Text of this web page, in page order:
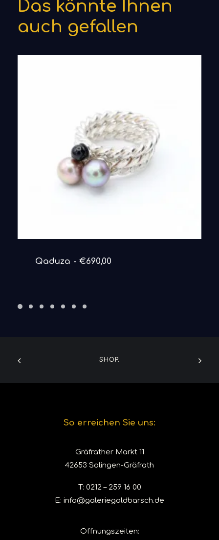
Das könnte Ihnen
auch gefallen
DETAILS ANSEHEN
Qaduza €690,00
SHOP.
So erreichen Sie uns:
Gräfrather Markt 11
42653 Solingen-Gräfrath
T: 0212 – 259 16 00
E: info@galeriegoldbarsch.de
Öffnungszeiten: